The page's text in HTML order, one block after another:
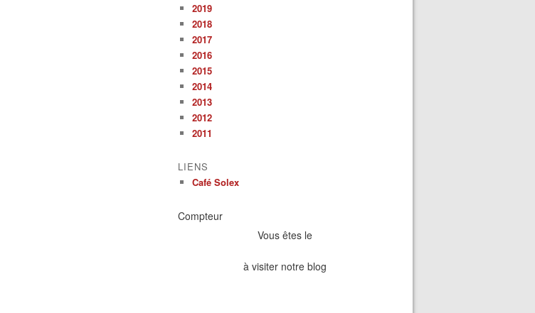
2019
2018
2017
2016
2015
2014
2013
2012
2011
LIENS
Café Solex
Compteur
Vous êtes le
à visiter notre blog